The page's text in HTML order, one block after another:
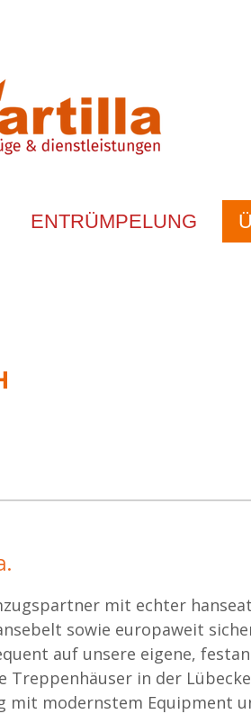
ENTRÜMPELUNG
mit echter
sowie europaweit
auf unsere eigene,
in der
modernstem Equipment